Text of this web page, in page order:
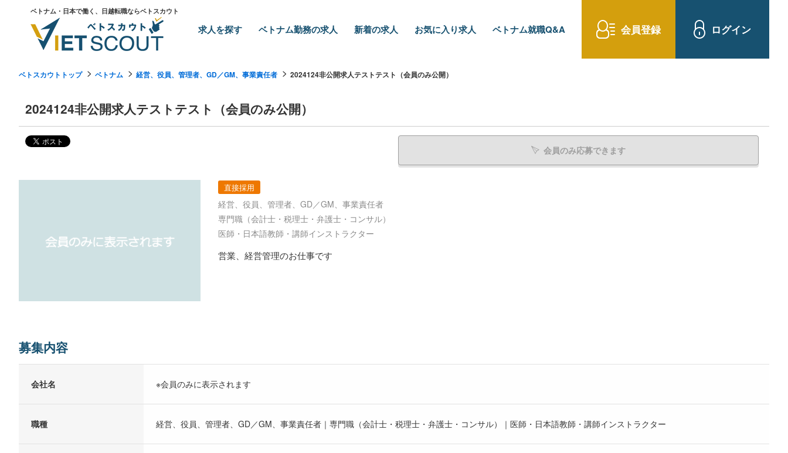
ベトナム・日本で働く、日越転職ならベトスカウト
求人を探す ベトナム勤務の求人 新着の求人 お気に入り求人 ベトナム就職Q&A 会員登録 ログイン
ベトスカウトトップ ベトナム 経営、役員、管理者、GD／GM、事業責任者 2024124非公開求人テストテスト（会員のみ公開）
2024124非公開求人テストテスト（会員のみ公開）
会員のみ応募できます
直接採用
経営、役員、管理者、GD／GM、事業責任者
専門職（会計士・税理士・弁護士・コンサル）
医師・日本語教師・講師インストラクター
営業、経営管理のお仕事です
募集内容
会社名 ※会員のみに表示されます
職種 経営、役員、管理者、GD／GM、事業責任者｜専門職（会計士・税理士・弁護士・コンサル）｜医師・日本語教師・講師インストラクター